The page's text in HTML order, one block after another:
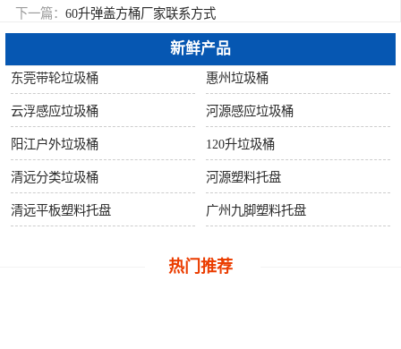
关
下一篇： 60升弹盖方桶厂家联系方式
新鲜产品
东莞带轮垃圾桶 惠州垃圾桶
云浮感应垃圾桶 河源感应垃圾桶
阳江户外垃圾桶 120升垃圾桶
清远分类垃圾桶 河源塑料托盘
清远平板塑料托盘 广州九脚塑料托盘
热门推荐